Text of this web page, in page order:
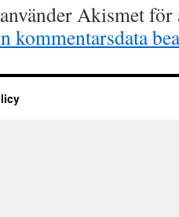
Akismet
kommentarsdata